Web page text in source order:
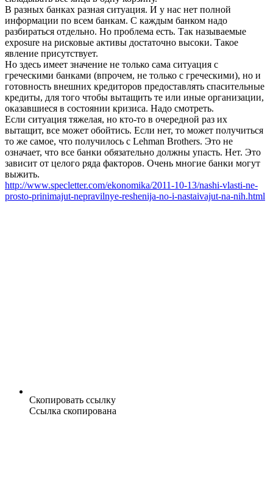
В разных банках разная ситуация. И у нас нет полной
информации по всем банкам. С каждым банком надо
разбираться отдельно. Но проблема есть. Так называемые
exposure на рисковые активы достаточно высоки. Такое
явление присутствует.
Но здесь имеет значение не только сама ситуация с
греческими банками (впрочем, не только с греческими), но и
готовность внешних кредиторов предоставлять спасительные
кредиты, для того чтобы вытащить те или иные организации,
оказавшиеся в состоянии кризиса. Надо смотреть.
Если ситуация тяжелая, но кто-то в очередной раз их
вытащит, все может обойтись. Если нет, то может получиться
то же самое, что получилось с Lehman Brothers. Это не
означает, что все банки обязательно должны упасть. Нет. Это
зависит от целого ряда факторов. Очень многие банки могут
выжить.
http://www.specletter.com/ekonomika/2011-10-13/nashi-vlasti-ne-
prosto-prinimajut-nepravilnye-reshenija-no-i-nastaivajut-na-nih.html
Скопировать ссылку
Ссылка скопирована